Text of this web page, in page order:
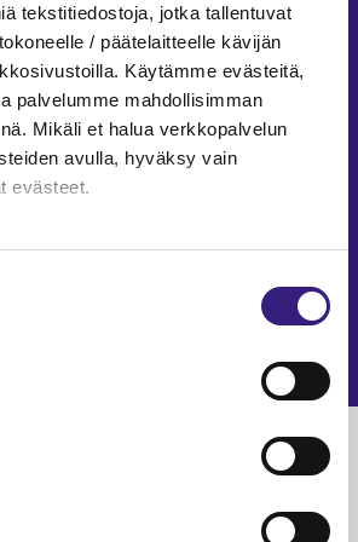
tekstitiedostoja, jotka tallentuvat
/ päätelaitteelle kävijän
Käytämme evästeitä,
palvelumme mahdollisimman
Mikäli et halua verkkopalvelun
avulla, hyväksy vain
evästeet.
eri osa-alueet ja